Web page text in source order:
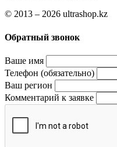
© 2013 – 2026 ultrashop.kz
Обратный звонок
Ваше имя
Телефон (обязательно)
Ваш регион
Комментарий к заявке